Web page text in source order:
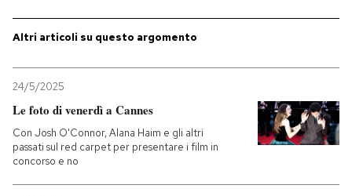
Altri articoli su questo argomento
24/5/2025
Le foto di venerdì a Cannes
Con Josh O'Connor, Alana Haim e gli altri
passati sul red carpet per presentare i film in
concorso e no